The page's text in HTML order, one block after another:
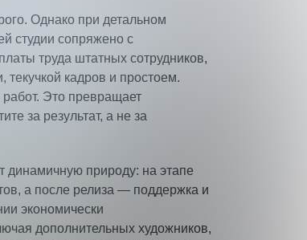
Однако при детальном
студии сопряжено с
труда штатных сотрудников,
кадров и простоем.
работ. Это превращает
за результат, а не за
природу: на этапе
а после релиза — поддержка и
экономически
дополнительных художников,